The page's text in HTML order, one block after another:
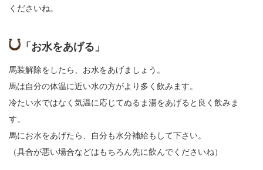
くださいね。
「お水をあげる」
馬装解除をしたら、お水をあげましょう。
馬は自分の体温に近い水の方がより多く飲みます。
冷たい水ではなく気温に応じてぬるま湯をあげると良く飲みま
す。
馬にお水をあげたら、自分も水分補給もして下さい。
（具合が悪い場合などはもちろん先に飲んでくださいね）